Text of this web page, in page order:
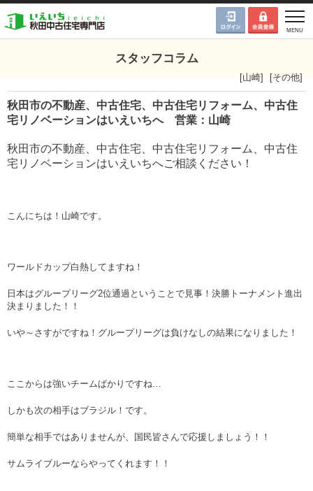
スタッフコラム
[山崎] [その他]
秋田市の不動産、中古住宅、中古住宅リフォーム、中古住
宅リノベーションはいえいちへ 営業：山崎
秋田市の不動産、中古住宅、中古住宅リフォーム、中古住
宅リノベーションはいえいちへご相談ください！
こんにちは！山崎です。
ワールドカップ白熱してますね！
日本はグループリーグ2位通過ということで見事！決勝トーナメント進出
決まりました！！
いや～さすがですね！グループリーグは負けなしの結果になりました！
ここからは強いチームばかりですね…
しかも次の相手はブラジル！です。
簡単な相手ではありませんが、国民皆さんで応援しましょう！！
サムライブルーならやってくれます！！